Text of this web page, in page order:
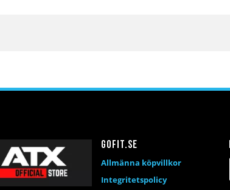
Gofit.se
Allmänna köpvillkor
Integritetspolicy